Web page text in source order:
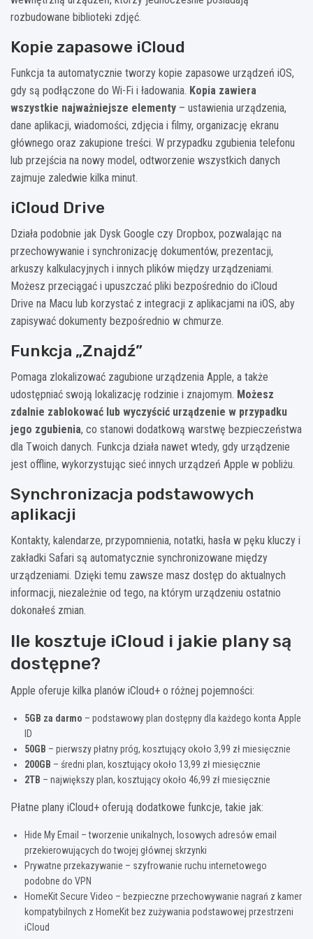
rozbudowane biblioteki zdjęć.
Kopie zapasowe iCloud
Funkcja ta automatycznie tworzy kopie zapasowe urządzeń iOS,
gdy są podłączone do Wi-Fi i ładowania. Kopia zawiera
wszystkie najważniejsze elementy – ustawienia urządzenia,
dane aplikacji, wiadomości, zdjęcia i filmy, organizację ekranu
głównego oraz zakupione treści. W przypadku zgubienia telefonu
lub przejścia na nowy model, odtworzenie wszystkich danych
zajmuje zaledwie kilka minut.
iCloud Drive
Działa podobnie jak Dysk Google czy Dropbox, pozwalając na
przechowywanie i synchronizację dokumentów, prezentacji,
arkuszy kalkulacyjnych i innych plików między urządzeniami.
Możesz przeciągać i upuszczać pliki bezpośrednio do iCloud
Drive na Macu lub korzystać z integracji z aplikacjami na iOS, aby
zapisywać dokumenty bezpośrednio w chmurze.
Funkcja „Znajdź”
Pomaga zlokalizować zagubione urządzenia Apple, a także
udostępniać swoją lokalizację rodzinie i znajomym. Możesz
zdalnie zablokować lub wyczyścić urządzenie w przypadku
jego zgubienia, co stanowi dodatkową warstwę bezpieczeństwa
dla Twoich danych. Funkcja działa nawet wtedy, gdy urządzenie
jest offline, wykorzystując sieć innych urządzeń Apple w pobliżu.
Synchronizacja podstawowych
aplikacji
Kontakty, kalendarze, przypomnienia, notatki, hasła w pęku kluczy i
zakładki Safari są automatycznie synchronizowane między
urządzeniami. Dzięki temu zawsze masz dostęp do aktualnych
informacji, niezależnie od tego, na którym urządzeniu ostatnio
dokonałeś zmian.
Ile kosztuje iCloud i jakie plany są
dostępne?
Apple oferuje kilka planów iCloud+ o różnej pojemności:
5GB za darmo – podstawowy plan dostępny dla każdego konta Apple
ID
50GB – pierwszy płatny próg, kosztujący około 3,99 zł miesięcznie
200GB – średni plan, kosztujący około 13,99 zł miesięcznie
2TB – największy plan, kosztujący około 46,99 zł miesięcznie
Płatne plany iCloud+ oferują dodatkowe funkcje, takie jak:
Hide My Email – tworzenie unikalnych, losowych adresów email
przekierowujących do twojej głównej skrzynki
Prywatne przekazywanie – szyfrowanie ruchu internetowego
podobne do VPN
HomeKit Secure Video – bezpieczne przechowywanie nagrań z kamer
kompatybilnych z HomeKit bez zużywania podstawowej przestrzeni
iCloud